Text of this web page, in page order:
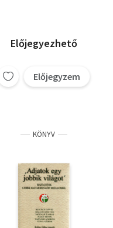
Előjegyezhető
Előjegyzem
KÖNYV